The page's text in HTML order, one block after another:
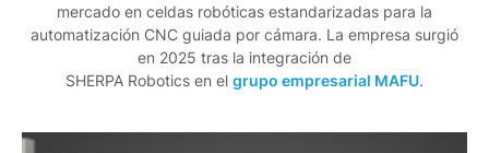
mercado en celdas robóticas estandarizadas para la
automatización CNC guiada por cámara. La empresa surgió
en 2025 tras la integración de
SHERPA Robotics en el grupo empresarial MAFU.